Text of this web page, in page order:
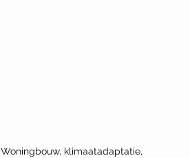
klimaatadaptatie,